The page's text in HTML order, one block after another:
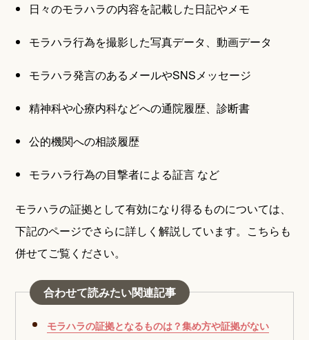
日々のモラハラの内容を記載した日記やメモ
モラハラ行為を撮影した写真データ、動画データ
モラハラ発言のあるメールやSNSメッセージ
精神科や心療内科などへの通院履歴、診断書
公的機関への相談履歴
モラハラ行為の目撃者による証言 など
モラハラの証拠として有効になり得るものについては、
下記のページでさらに詳しく解説しています。こちらも
併せてご覧ください。
合わせて読みたい関連記事
モラハラの証拠となるものは？集め方や証拠がない